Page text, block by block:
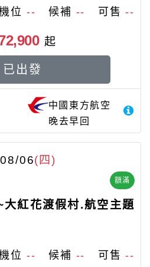
位 -- 候補 -- 可售--
中國東方航空
晚去早回
起
已出發
額滿
06(四)
紅花渡假村.航空主題
位 -- 候補 -- 可售--